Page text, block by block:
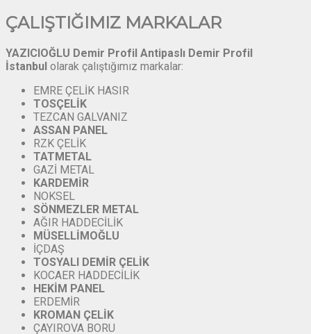
ÇALIŞTIĞIMIZ MARKALAR
YAZICIOĞLU Demir Profil Antipaslı Demir Profil
İstanbul olarak çalıştığımız markalar:
EMRE ÇELİK HASIR
TOSÇELİK
TEZCAN GALVANIZ
ASSAN PANEL
RZK ÇELİK
TATMETAL
GAZİ METAL
KARDEMİR
NOKSEL
SÖNMEZLER METAL
AĞIR HADDECİLİK
MÜSELLİMOĞLU
İÇDAŞ
TOSYALI DEMİR ÇELİK
KOCAER HADDECİLİK
HEKİM PANEL
ERDEMİR
KROMAN ÇELİK
ÇAYIROVA BORU